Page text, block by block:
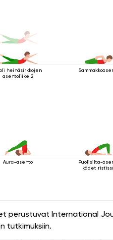
heinäsirkkojen
asentoliike 2
Aura-asento
Puolisilta-
kädet
perustuvat International
tutkimuksiin.